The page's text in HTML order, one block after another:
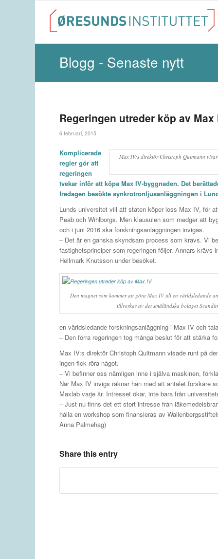
Blogg - Senaste nytt
Regeringen utreder köp av Max
6 februari, 2015
Max IV:s direktör Christoph Quitmann
Komplicerade
regler gör att
regeringen
tvekar inför att köpa Max IV-byggnaden. Det
fredagen besökte synkrotronljusanläggningen i
Lunds universitet vill att staten köper loss Max IV, för
Peab och Wihlborgs. Men klausulen som medger att
och i juni 2016 ska forskningsanläggningen invigas.
– Det är en ganska skyndsam process som krävs. Vi
fastighetsprinciper som regeringen följer. Annars krävs
Hellmark Knutsson under besöket.
Den magnet som kommer att göra Max IV till en världsledande
tillverkas av det småländska bolaget
en världsledande forskningsanläggning i Max IV och
– Den förra regeringen tog många beslut för att stärka
Max IV:s direktör Christoph Quitmann visade runt på
ingen fick röra något.
– Vi befinner oss nämligen inne i själva maskinen,
När Max IV invigs räknar han med att antalet forskare
Maxlab varje år. Intresset ökar, inte bara från
– Just nu finns det ett stort intresse från
hålla en workshop som finansieras av
Anna Palmehag)
Share this entry